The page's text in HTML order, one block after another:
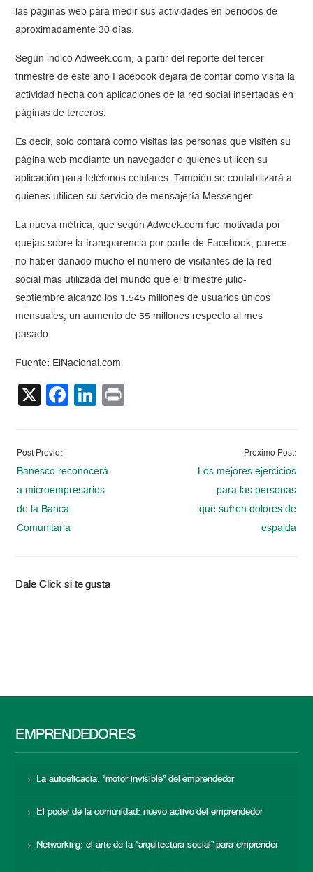
las páginas web para medir sus actividades en periodos de
aproximadamente 30 días.
Según indicó Adweek.com, a partir del reporte del tercer
trimestre de este año Facebook dejará de contar como visita la
actividad hecha con aplicaciones de la red social insertadas en
páginas de terceros.
Es decir, solo contará como visitas las personas que visiten su
página web mediante un navegador o quienes utilicen su
aplicación para teléfonos celulares. También se contabilizará a
quienes utilicen su servicio de mensajería Messenger.
La nueva métrica, que según Adweek.com fue motivada por
quejas sobre la transparencia por parte de Facebook, parece
no haber dañado mucho el número de visitantes de la red
social más utilizada del mundo que el trimestre julio-
septiembre alcanzó los 1.545 millones de usuarios únicos
mensuales, un aumento de 55 millones respecto al mes
pasado.
Fuente: ElNacional.com
X Facebook
LinkedIn
Post Previo:
Banesco reconocerá
a microempresarios
de la Banca
Comunitaria
Proximo Post:
Los mejores ejercicios
para las personas
que sufren dolores de
espalda
Dale Click si te gusta
EMPRENDEDORES
La autoeficacia: “motor invisible” del emprendedor
El poder de la comunidad: nuevo activo del emprendedor
Networking: el arte de la “arquitectura social” para emprender